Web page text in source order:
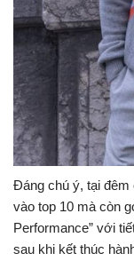
Đáng chú ý, tại đêm
vào top 10 mà còn
Performance” với
sau khi kết thúc